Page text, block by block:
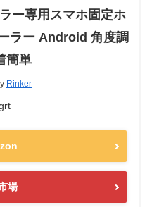
ー専用スマホ固定ホ
ラー Android 角度調
簡単
Rinker
場